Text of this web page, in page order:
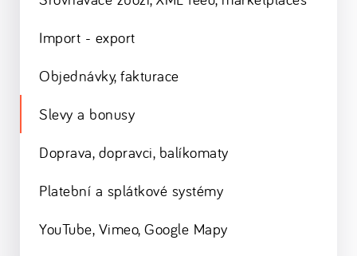
Import - export
Objednávky, fakturace
Slevy a bonusy
Doprava, dopravci, balíkomaty
Platební a splátkové systémy
YouTube, Vimeo, Google Mapy